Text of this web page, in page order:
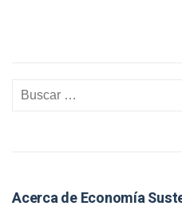
Acerca de Economía